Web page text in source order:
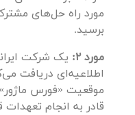
مورد راه حل‌های
برسید.
مورد 2:
یک شرکت
اطلاعیه‌ای دریافت
موقعیت «فورس
قادر به انجام تعهدات